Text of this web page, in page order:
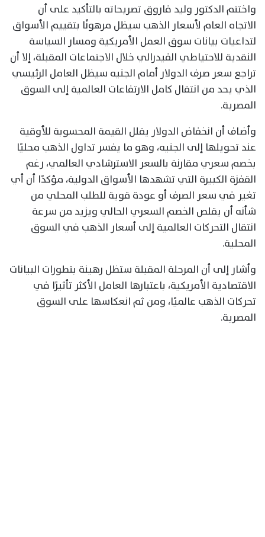
واختتم الدكتور وليد فاروق تصريحاته بالتأكيد على أن
الاتجاه العام لأسعار الذهب سيظل مرهونًا بتقييم الأسواق
لتداعيات بيانات سوق العمل الأمريكية ومسار السياسة
النقدية للاحتياطي الفيدرالي خلال الاجتماعات المقبلة، إلا أن
تراجع سعر صرف الدولار أمام الجنيه سيظل العامل الرئيسي
الذي يحد من انتقال كامل الارتفاعات العالمية إلى السوق
المصرية.
وأضاف أن انخفاض الدولار يقلل القيمة المحسوبة للأوقية
عند تحويلها إلى الجنيه، وهو ما يفسر تداول الذهب محليًا
بخصم سعري مقارنة بالسعر الاسترشادي العالمي، رغم
القفزة الكبيرة التي تشهدها الأسواق الدولية، مؤكدًا أن أي
تغير في سعر الصرف أو عودة قوية للطلب المحلي من
شأنه أن يقلص الخصم السعري الحالي ويزيد من سرعة
انتقال التحركات العالمية إلى أسعار الذهب في السوق
المحلية.
وأشار إلى أن المرحلة المقبلة ستظل رهينة بتطورات البيانات
الاقتصادية الأمريكية، باعتبارها العامل الأكثر تأثيرًا في
تحركات الذهب عالميًا، ومن ثم انعكاسها على السوق
المصرية.